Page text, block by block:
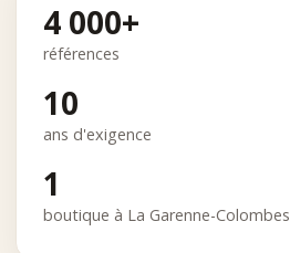
4 000+
références
10
ans d'exigence
1
boutique à La Garenne-Colombes